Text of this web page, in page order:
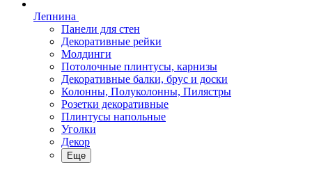
Лепнина
Панели для стен
Декоративные рейки
Молдинги
Потолочные плинтусы, карнизы
Декоративные балки, брус и доски
Колонны, Полуколонны, Пилястры
Розетки декоративные
Плинтусы напольные
Уголки
Декор
Еще